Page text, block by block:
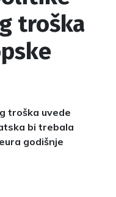
troška
troška uvede
bi trebala
godišnje